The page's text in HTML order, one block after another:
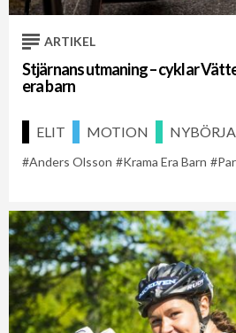
ARTIKEL
Stjärnans utmaning – cyklar
era barn
ELIT MOTION
Anders Olsson Krama Era Barn